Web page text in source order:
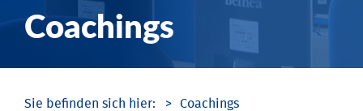
Coachings
Coachings